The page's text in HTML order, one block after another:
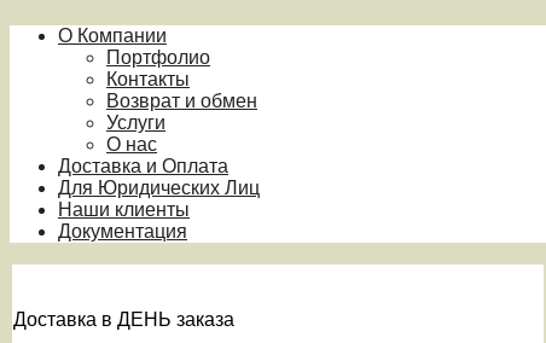
О Компании
Портфолио
Контакты
Возврат и обмен
Услуги
О нас
Доставка и Оплата
Для Юридических Лиц
Наши клиенты
Документация
Доставка в ДЕНЬ заказа